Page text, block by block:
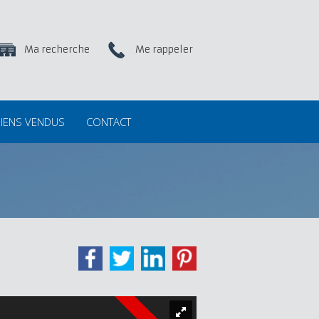
Me rappeler
Ma recherche
VENDUS CONTACT